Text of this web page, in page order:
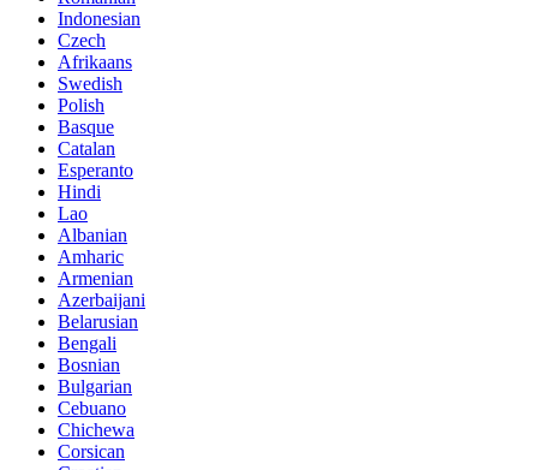
Indonesian
Czech
Afrikaans
Swedish
Polish
Basque
Catalan
Esperanto
Hindi
Lao
Albanian
Amharic
Armenian
Azerbaijani
Belarusian
Bengali
Bosnian
Bulgarian
Cebuano
Chichewa
Corsican